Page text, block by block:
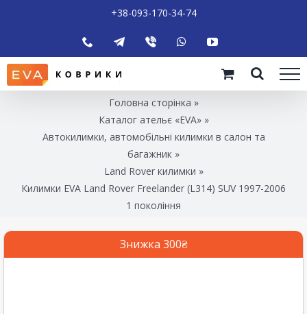
+38-093-170-34-74
Головна сторінка »
Каталог ательє «EVA»»
Автокилимки, автомобільні килимки в салон та
багажник »
Land Rover килимки »
Килимки EVA Land Rover Freelander (L314) SUV 1997-2006
1 покоління
Знижка 300₴